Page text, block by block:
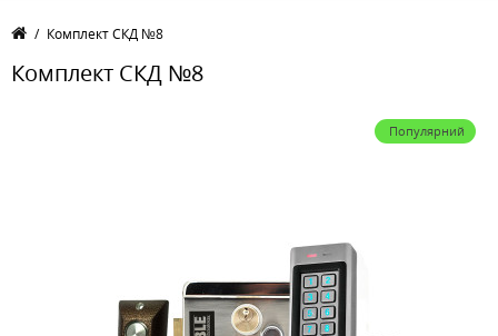
Комплект СКД №8
Комплект СКД №8
Популярний